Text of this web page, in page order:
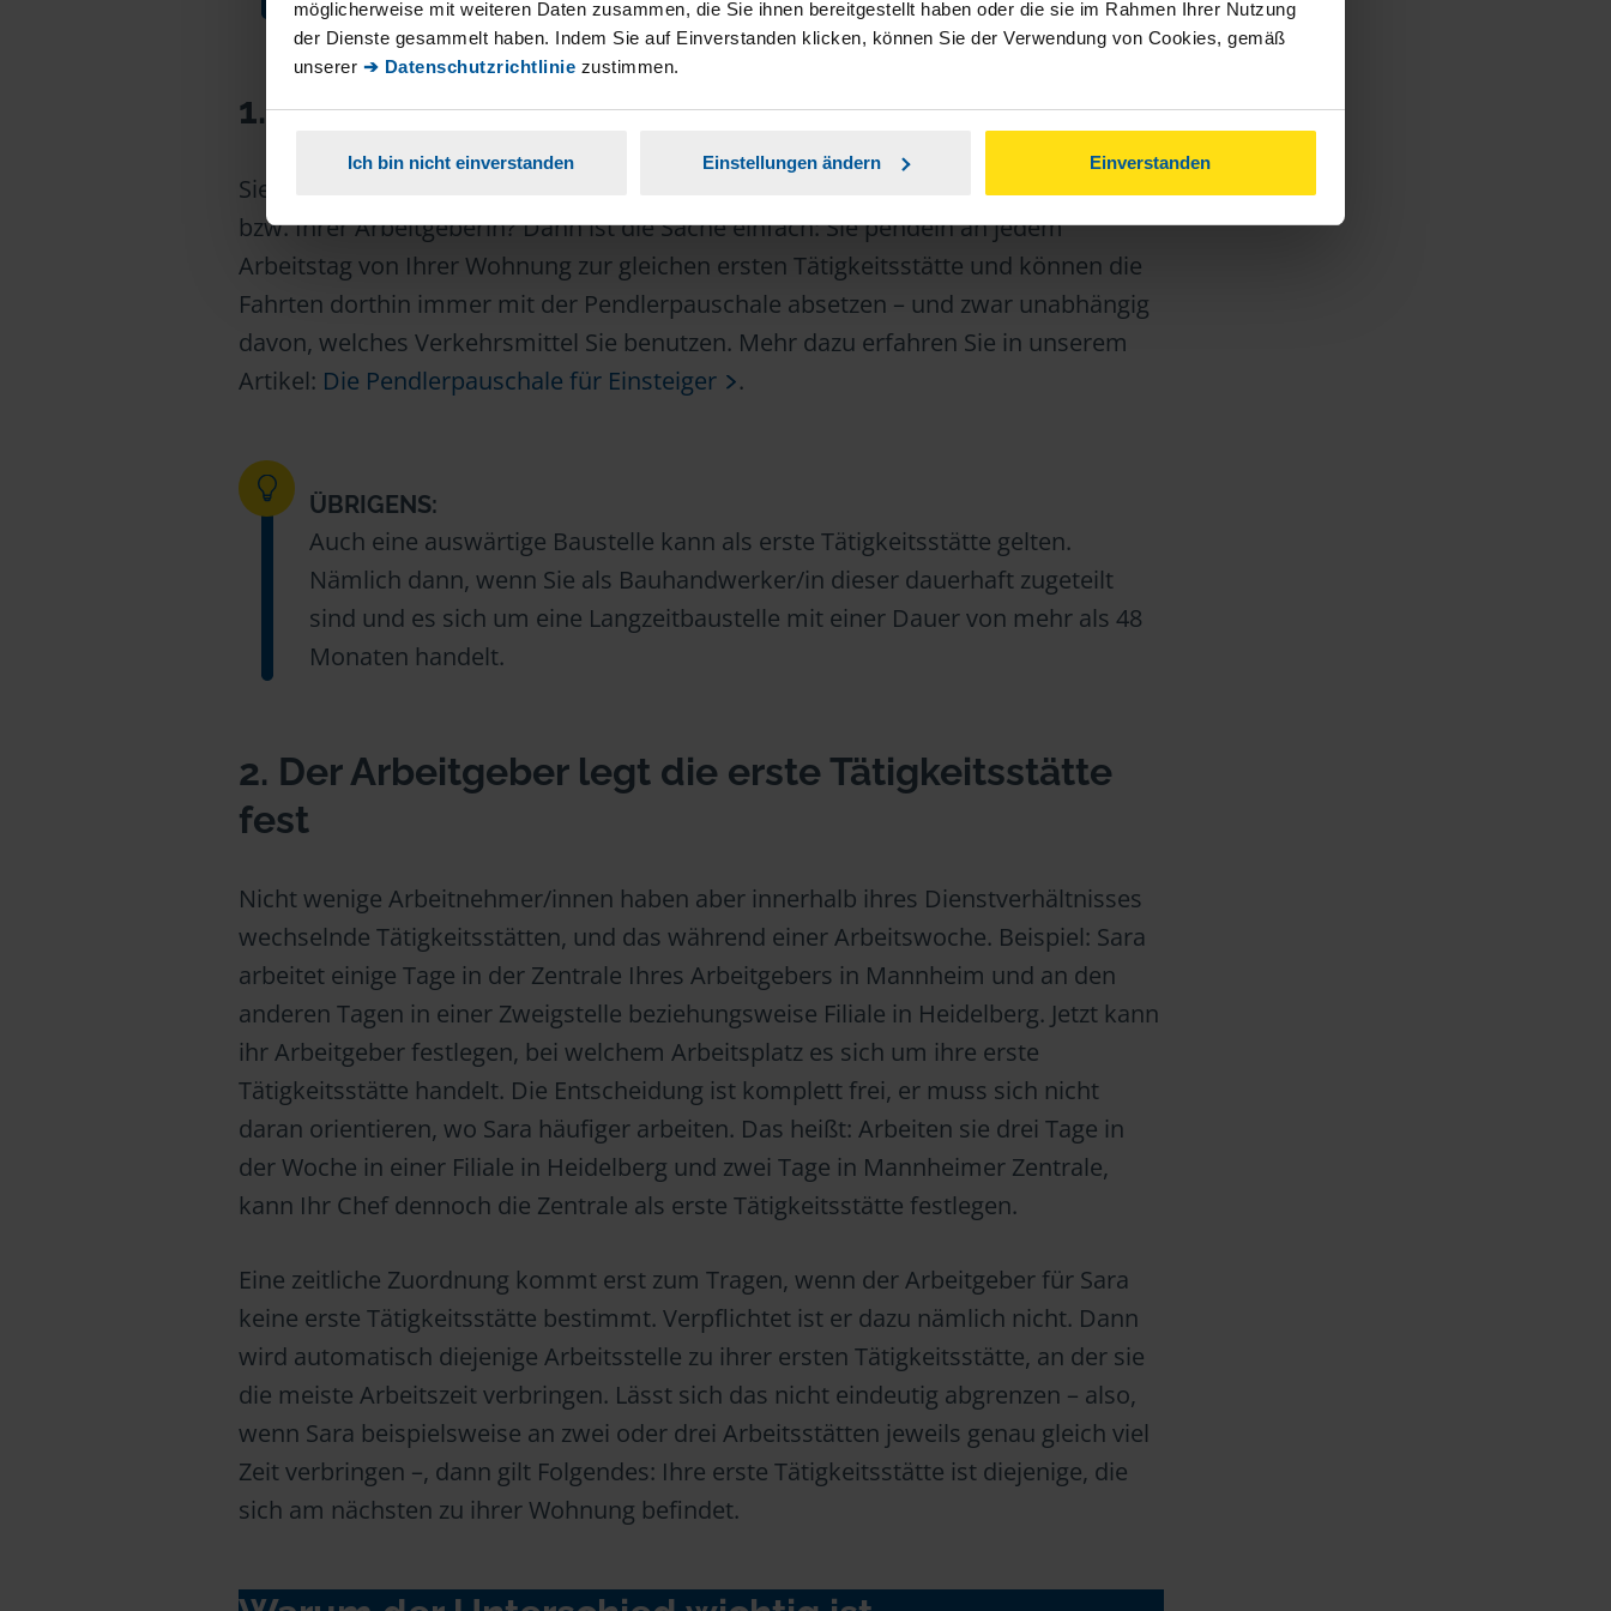
möglicherweise mit weiteren Daten zusammen, die Sie ihnen bereitgestellt haben oder die sie im Rahmen Ihrer Nutzung
der Dienste gesammelt haben. Indem Sie auf Einverstanden klicken, können Sie der Verwendung von Cookies, gemäß
unserer ➔ Datenschutzrichtlinie zustimmen.
Ich bin nicht einverstanden Einstellungen ändern Einverstanden
1. Täglich dieselbe Tätigkeitsstätte
Sie arbeiten immer im selben Büro oder in derselben Werkstatt Ihres Arbeitgebers
bzw. Ihrer Arbeitgeberin? Dann ist die Sache einfach: Sie pendeln an jedem
Arbeitstag von Ihrer Wohnung zur gleichen ersten Tätigkeitsstätte und können die
Fahrten dorthin immer mit der Pendlerpauschale absetzen – und zwar unabhängig
davon, welches Verkehrsmittel Sie benutzen. Mehr dazu erfahren Sie in unserem
Artikel: Die Pendlerpauschale für Einsteiger .
ÜBRIGENS:
Auch eine auswärtige Baustelle kann als erste Tätigkeitsstätte gelten.
Nämlich dann, wenn Sie als Bauhandwerker/in dieser dauerhaft zugeteilt
sind und es sich um eine Langzeitbaustelle mit einer Dauer von mehr als 48
Monaten handelt.
2. Der Arbeitgeber legt die erste Tätigkeitsstätte
fest
Nicht wenige Arbeitnehmer/innen haben aber innerhalb ihres Dienstverhältnisses
wechselnde Tätigkeitsstätten, und das während einer Arbeitswoche. Beispiel: Sara
arbeitet einige Tage in der Zentrale Ihres Arbeitgebers in Mannheim und an den
anderen Tagen in einer Zweigstelle beziehungsweise Filiale in Heidelberg. Jetzt kann
ihr Arbeitgeber festlegen, bei welchem Arbeitsplatz es sich um ihre erste
Tätigkeitsstätte handelt. Die Entscheidung ist komplett frei, er muss sich nicht
daran orientieren, wo Sara häufiger arbeiten. Das heißt: Arbeiten sie drei Tage in
der Woche in einer Filiale in Heidelberg und zwei Tage in Mannheimer Zentrale,
kann Ihr Chef dennoch die Zentrale als erste Tätigkeitsstätte festlegen.
Eine zeitliche Zuordnung kommt erst zum Tragen, wenn der Arbeitgeber für Sara
keine erste Tätigkeitsstätte bestimmt. Verpflichtet ist er dazu nämlich nicht. Dann
wird automatisch diejenige Arbeitsstelle zu ihrer ersten Tätigkeitsstätte, an der sie
die meiste Arbeitszeit verbringen. Lässt sich das nicht eindeutig abgrenzen – also,
wenn Sara beispielsweise an zwei oder drei Arbeitsstätten jeweils genau gleich viel
Zeit verbringen –, dann gilt Folgendes: Ihre erste Tätigkeitsstätte ist diejenige, die
sich am nächsten zu ihrer Wohnung befindet.